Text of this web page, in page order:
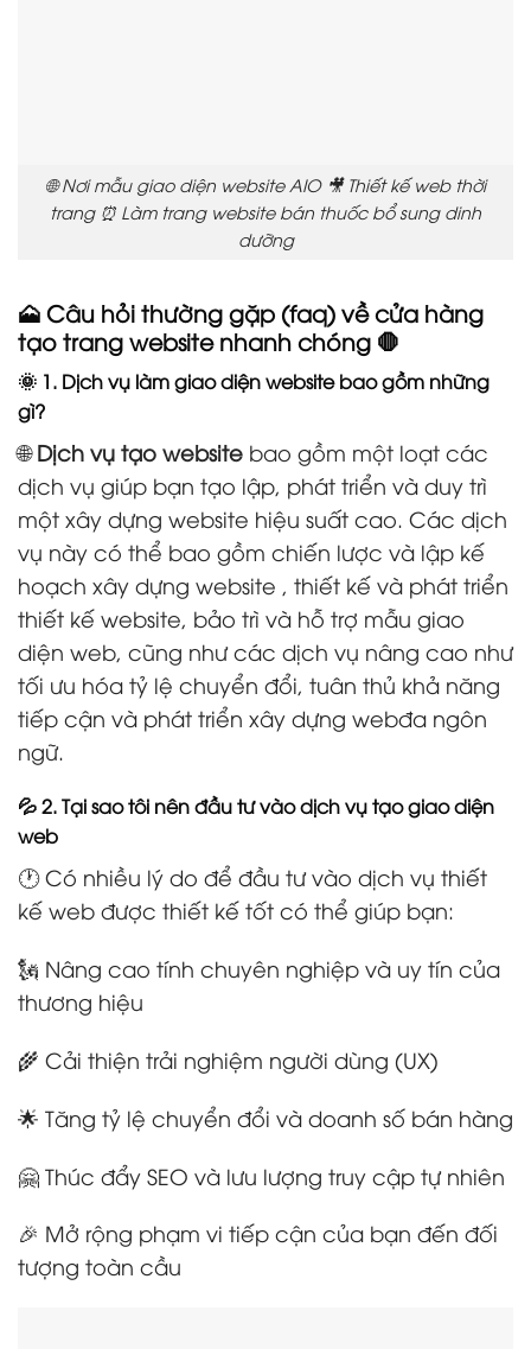
🌐 Nơi mẫu giao diện website AIO 🎥 Thiết kế web thời
trang ⏰ Làm trang website bán thuốc bổ sung dinh
dưỡng
🗻 Câu hỏi thường gặp (faq) về cửa hàng
tạo trang website nhanh chóng 🛑
🌞 1. Dịch vụ làm giao diện website bao gồm những
gì?
🌐Dịch vụ tạo website bao gồm một loạt các
dịch vụ giúp bạn tạo lập, phát triển và duy trì
một xây dựng website hiệu suất cao. Các dịch
vụ này có thể bao gồm chiến lược và lập kế
hoạch xây dựng website , thiết kế và phát triển
thiết kế website, bảo trì và hỗ trợ mẫu giao
diện web, cũng như các dịch vụ nâng cao như
tối ưu hóa tỷ lệ chuyển đổi, tuân thủ khả năng
tiếp cận và phát triển xây dựng webđa ngôn
ngữ.
💦 2. Tại sao tôi nên đầu tư vào dịch vụ tạo giao diện
web
🕐 Có nhiều lý do để đầu tư vào dịch vụ thiết
kế web được thiết kế tốt có thể giúp bạn:
🗽 Nâng cao tính chuyên nghiệp và uy tín của
thương hiệu
🌾 Cải thiện trải nghiệm người dùng (UX)
🌟 Tăng tỷ lệ chuyển đổi và doanh số bán hàng
🤗 Thúc đẩy SEO và lưu lượng truy cập tự nhiên
🎉 Mở rộng phạm vi tiếp cận của bạn đến đối
tượng toàn cầu